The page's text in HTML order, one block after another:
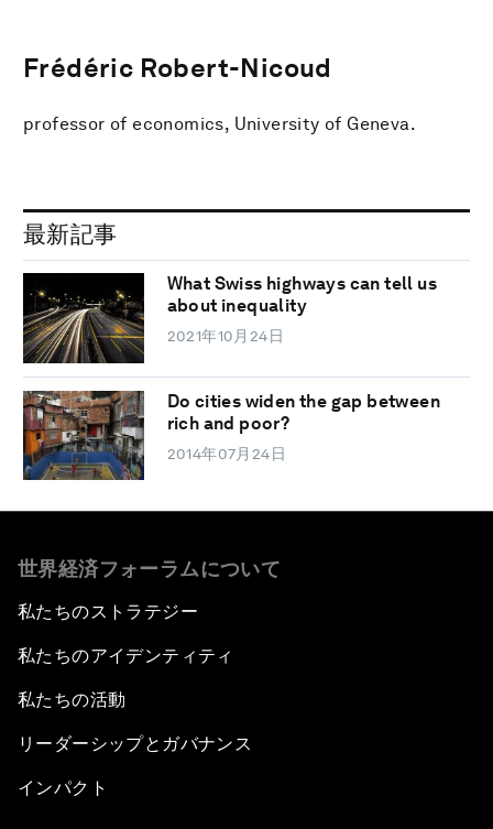
Frédéric Robert-Nicoud
professor of economics, University of Geneva.
最新記事
What Swiss highways can tell us
about inequality
2021年10月24日
Do cities widen the gap between
rich and poor?
2014年07月24日
世界経済フォーラムについて
私たちのストラテジー
私たちのアイデンティティ
私たちの活動
リーダーシップとガバナンス
インパクト